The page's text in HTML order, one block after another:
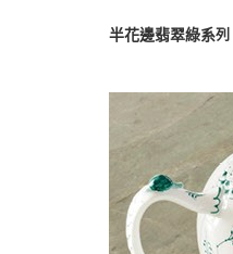
半花邊翡翠綠系列